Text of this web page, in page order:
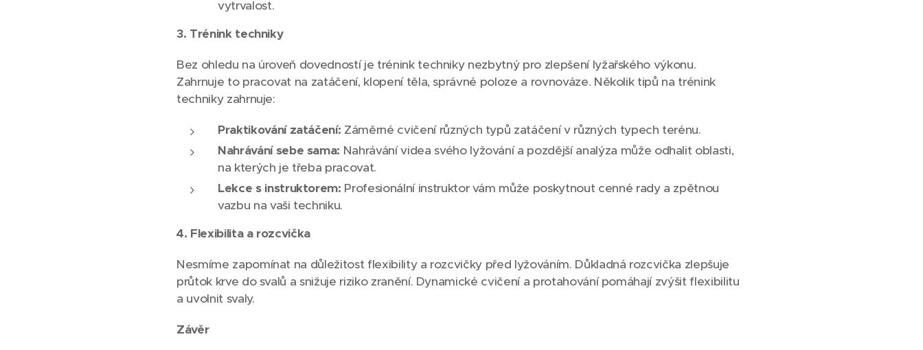
vytrvalost.
3. Trénink techniky
Bez ohledu na úroveň dovedností je trénink techniky nezbytný pro zlepšení lyžařského výkonu.
Zahrnuje to pracovat na zatáčení, klopení těla, správné poloze a rovnováze. Několik tipů na trénink
techniky zahrnuje:
Praktikování zatáčení: Záměrné cvičení různých typů zatáčení v různých typech terénu.
Nahrávání sebe sama: Nahrávání videa svého lyžování a pozdější analýza může odhalit oblasti,
na kterých je třeba pracovat.
Lekce s instruktorem: Profesionální instruktor vám může poskytnout cenné rady a zpětnou
vazbu na vaši techniku.
4. Flexibilita a rozcvička
Nesmíme zapomínat na důležitost flexibility a rozcvičky před lyžováním. Důkladná rozcvička zlepšuje
průtok krve do svalů a snižuje riziko zranění. Dynamické cvičení a protahování pomáhají zvýšit flexibilitu
a uvolnit svaly.
Závěr